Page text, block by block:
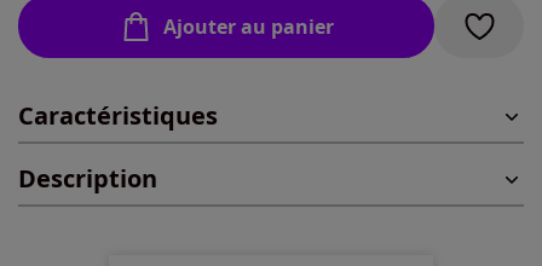
En stock
46 -En stock
48 -En stock
Ajouter au panier
Caractéristiques
Description